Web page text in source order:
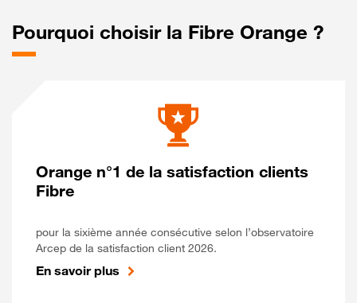
Pourquoi choisir la Fibre Orange ?
Orange n°1 de la satisfaction clients
Fibre
pour la sixième année consécutive selon l’observatoire
Arcep de la satisfaction client 2026.
En savoir plus